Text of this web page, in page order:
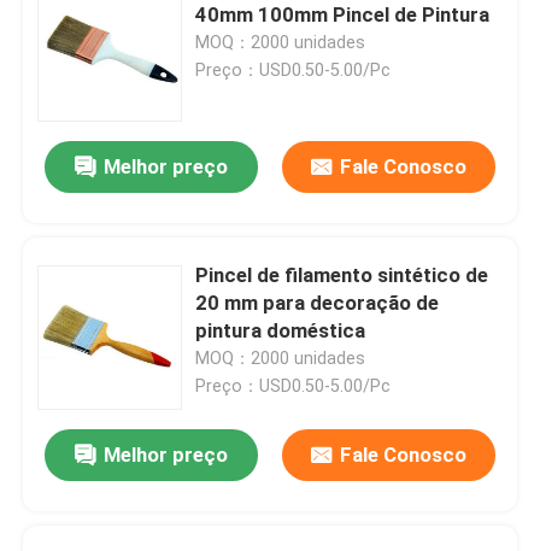
40mm 100mm Pincel de Pintura
MOQ：2000 unidades
Preço：USD0.50-5.00/Pc
Melhor preço Fale Conosco
Pincel de filamento sintético de
20 mm para decoração de
pintura doméstica
MOQ：2000 unidades
Preço：USD0.50-5.00/Pc
Melhor preço Fale Conosco